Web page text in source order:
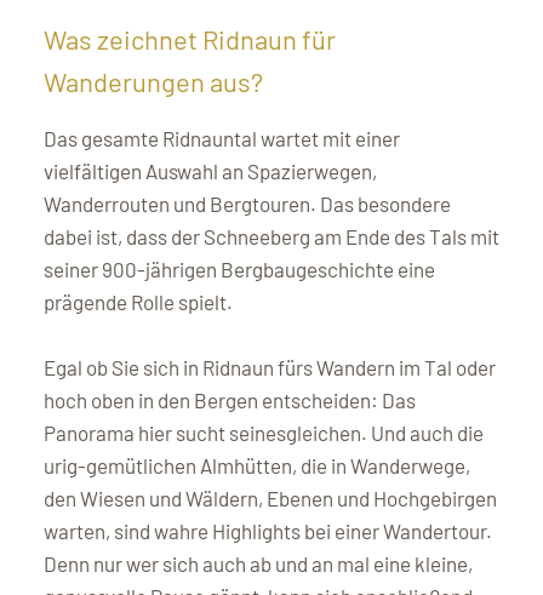
Was zeichnet Ridnaun für
Wanderungen aus?
Das gesamte Ridnauntal wartet mit einer
vielfältigen Auswahl an Spazierwegen,
Wanderrouten und Bergtouren. Das besondere
dabei ist, dass der Schneeberg am Ende des Tals mit
seiner 900-jährigen Bergbaugeschichte eine
prägende Rolle spielt.
Egal ob Sie sich in Ridnaun fürs Wandern im Tal oder
hoch oben in den Bergen entscheiden: Das
Panorama hier sucht seinesgleichen. Und auch die
urig-gemütlichen Almhütten, die in Wanderwege,
den Wiesen und Wäldern, Ebenen und Hochgebirgen
warten, sind wahre Highlights bei einer Wandertour.
Denn nur wer sich auch ab und an mal eine kleine,